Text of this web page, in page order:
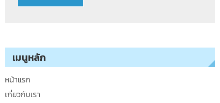
เมนูหลัก
หน้าแรก
เกี่ยวกับเรา